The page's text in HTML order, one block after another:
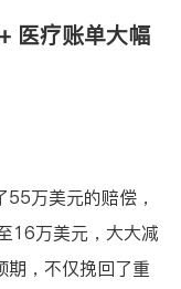
医疗账单大幅
万美元的赔偿，
16万美元，大大减
期，不仅挽回了重